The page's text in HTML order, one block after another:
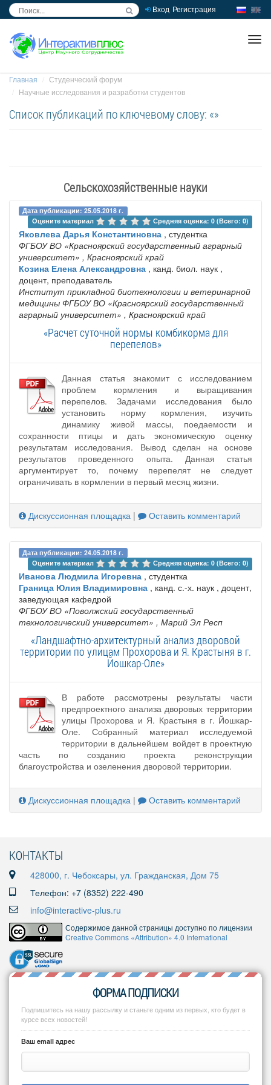
Вход Регистрация
Главная
Студенческий форум
Научные исследования и разработки студентов
Список публикаций по ключевому слову: «»
Сельскохозяйственные науки
Дата публикации: 25.05.2018 г.
Оцените материал
Средняя оценка: 0 (Всего: 0)
Яковлева Дарья Константиновна , студентка
ФГБОУ ВО «Красноярский государственный аграрный
университет» , Красноярский край
Козина Елена Александровна , канд. биол. наук ,
доцент, преподаватель
Институт прикладной биотехнологии и ветеринарной
медицины ФГБОУ ВО «Красноярский государственный
аграрный университет» , Красноярский край
«Расчет суточной нормы комбикорма для
перепелов»
Данная статья знакомит с исследованием
проблем кормления и выращивания
перепелов. Задачами исследования было
установить норму кормления, изучить
динамику живой массы, поедаемости и
сохранности птицы и дать экономическую оценку
результатам исследования. Вывод сделан на основе
результатов проведенного опыта. Данная статья
аргументирует то, почему перепелят не следует
ограничивать в кормлении в первый месяц жизни.
Дискуссионная площадка | Оставить комментарий
Дата публикации: 24.05.2018 г.
Оцените материал
Средняя оценка: 0 (Всего: 0)
Иванова Людмила Игоревна , студентка
Граница Юлия Владимировна , канд. с.-х. наук , доцент,
заведующая кафедрой
ФГБОУ ВО «Поволжский государственный
технологический университет» , Марий Эл Респ
«Ландшафтно-архитектурный анализ дворовой
территории по улицам Прохорова и Я. Крастыня в г.
Йошкар-Оле»
В работе рассмотрены результаты части
предпроектного анализа дворовых территории
улицы Прохорова и Я. Крастыня в г. Йошкар-
Оле. Собранный материал исследуемой
территории в дальнейшем войдет в проектную
часть по созданию проекта реконструкции
благоустройства и озеленения дворовой территории.
Дискуссионная площадка | Оставить комментарий
КОНТАКТЫ
428000, г. Чебоксары, ул. Гражданская, Дом 75
Телефон: +7 (8352) 222-490
info@interactive-plus.ru
Содержимое данной страницы доступно по лицензии
Creative Commons «Attribution» 4.0 International
ФОРМА ПОДПИСКИ
Подпишитесь на нашу рассылку и станьте одним из первых, кто будет в
курсе всех новостей!
Ваш email адрес